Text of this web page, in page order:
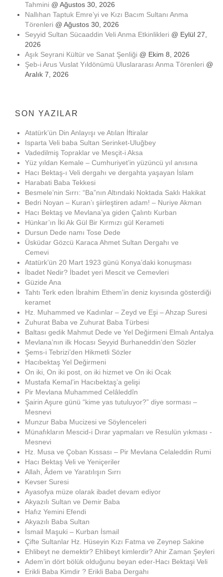
Tahmini @ Ağustos 30, 2026
Nallıhan Taptuk Emre’yi ve Kızı Bacım Sultanı Anma
Törenleri @ Ağustos 30, 2026
Seyyid Sultan Sücaaddin Veli Anma Etkinlikleri @ Eylül 27,
2026
Aşık Seyrani Kültür ve Sanat Şenliği @ Ekim 8, 2026
Şeb-i Arus Vuslat Yıldönümü Uluslararası Anma Törenleri @
Aralık 7, 2026
SON YAZILAR
Atatürk’ün Din Anlayışı ve Atılan İftiralar
Isparta Veli baba Sultan Serinket-Uluğbey
Vadedilmiş Topraklar ve Mesçit-i Aksa
Yüz yıldan Kemale – Cumhuriyet’in yüzüncü yıl anısına
Hacı Bektaş-ı Veli dergahı ve dergahta yaşayan İslam
Harabati Baba Tekkesi
Besmele’nin Sırrı: “Ba”nın Altındaki Noktada Saklı Hakikat
Bedri Noyan – Kuran’ı şiirleştiren adam! – Nuriye Akman
Hacı Bektaş ve Mevlana’ya giden Çalıntı Kurban
Hünkar’ın İki Ak Gül Bir Kırmızı gül Kerameti
Dursun Dede namı Tose Dede
Üsküdar Gözcü Karaca Ahmet Sultan Dergahı ve
Cemevi
Atatürk’ün 20 Mart 1923 günü Konya’daki konuşması
İbadet Nedir? İbadet yeri Mescit ve Cemevleri
Güzide Ana
Tahtı Terk eden İbrahim Ethem’in deniz kıyısında gösterdiği
keramet
Hz. Muhammed ve Kadınlar – Zeyd ve Eşi – Ahzap Suresi
Zuhurat Baba ve Zuhurat Baba Türbesi
Baltası gedik Mahmut Dede ve Yel Değirmeni Elmalı Antalya
Mevlana’nın ilk Hocası Seyyid Burhaneddin’den Sözler
Şems-i Tebrizi’den Hikmetli Sözler
Hacıbektaş Yel Değirmeni
On iki, On iki post, on iki hizmet ve On iki Ocak
Mustafa Kemal’in Hacıbektaş’a gelişi
Pir Mevlana Muhammed Celâleddîn
Şairin Aşure günü “kime yas tutuluyor?” diye sorması –
Mesnevi
Munzur Baba Mucizesi ve Söylenceleri
Münafıkların Mescid-i Dırar yapmaları ve Resulün yıkması -
Mesnevi
Hz. Musa ve Çoban Kıssası – Pir Mevlana Celaleddin Rumi
Hacı Bektaş Veli ve Yeniçeriler
Allah, Âdem ve Yaratılışın Sırrı
Kevser Suresi
Ayasofya müze olarak ibadet devam ediyor
Akyazılı Sultan ve Demir Baba
Hafız Yemini Efendi
Akyazılı Baba Sultan
İsmail Maşuki – Kurban İsmail
Çifte Sultanlar Hz. Hüseyin Kızı Fatma ve Zeynep Sakine
Ehlibeyt ne demektir? Ehlibeyt kimlerdir? Ahir Zaman Şeyleri
Adem’in dört bölük olduğunu beyan eder-Hacı Bektaşi Veli
Erikli Baba Kimdir ? Erikli Baba Dergahı